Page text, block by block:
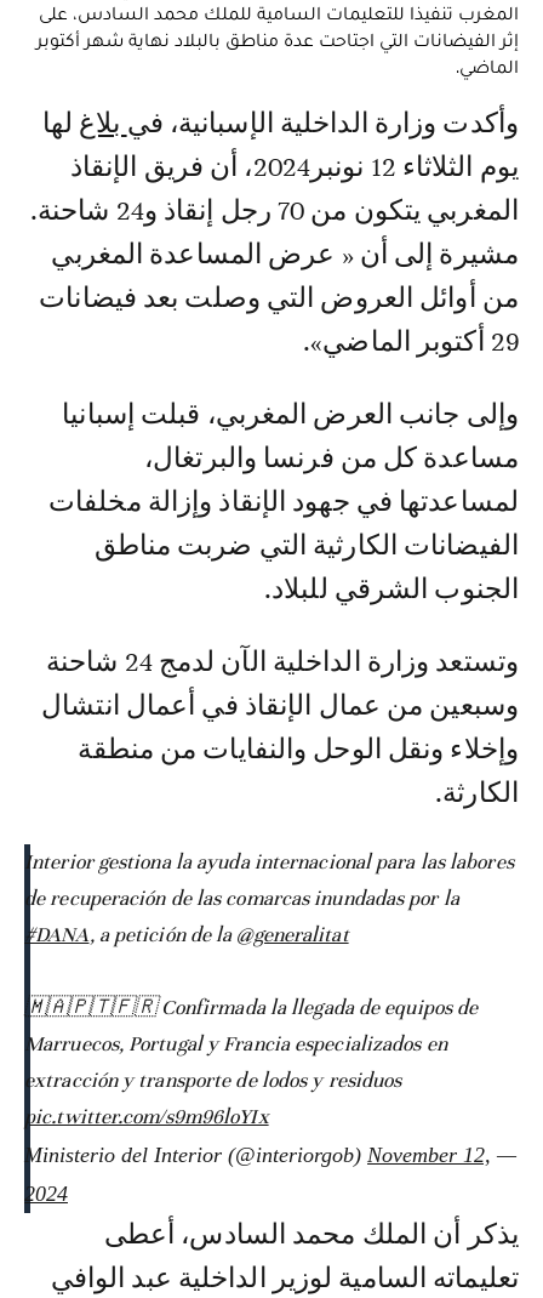
المغرب تنفيذا للتعليمات السامية للملك محمد السادس، على
إثر الفيضانات التي اجتاحت عدة مناطق بالبلاد نهاية شهر أكتوبر
الماضي.
وأكدت وزارة الداخلية الإسبانية، في بلاغ لها
يوم الثلاثاء 12 نونبر2024، أن فريق الإنقاذ
المغربي يتكون من 70 رجل إنقاذ و24 شاحنة.
مشيرة إلى أن « عرض المساعدة المغربي
من أوائل العروض التي وصلت بعد فيضانات
29 أكتوبر الماضي».
وإلى جانب العرض المغربي، قبلت إسبانيا
مساعدة كل من فرنسا والبرتغال،
لمساعدتها في جهود الإنقاذ وإزالة مخلفات
الفيضانات الكارثية التي ضربت مناطق
الجنوب الشرقي للبلاد.
وتستعد وزارة الداخلية الآن لدمج 24 شاحنة
وسبعين من عمال الإنقاذ في أعمال انتشال
وإخلاء ونقل الوحل والنفايات من منطقة
الكارثة.
Interior gestiona la ayuda internacional para las labores
de recuperación de las comarcas inundadas por la
#DANA, a petición de la@generalitat
🇲🇦🇵🇹🇫🇷 Confirmada la llegada de equipos de
Marruecos, Portugal y Francia especializados en
extracción y transporte de lodos y residuos
pic.twitter.com/s9m96loYIx
— Ministerio del Interior (@interiorgob)
November 12,
2024
يذكر أن الملك محمد السادس، أعطى
تعليماته السامية لوزير الداخلية عبد الوافي